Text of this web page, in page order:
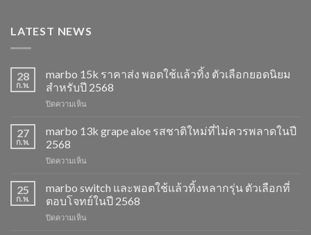
LATEST NEWS
28
ก.พ.
marbo 15k ราคาส่ง พอตใช้แล้วทิ้ง ตัวเลือกยอดนิยม
สำหรับปี 2568
ปิดความเห็น
15k
ราคา
พอต
แล้ว
ทิ้ง
เลือก
27
ก.พ.
marbo 13k grape aloe รสชาติใหม่ที่ไม่ควรพลาดในปี
2568
ปิดความเห็น
13k
grape
aloe
รสชาติ
25
ก.พ.
marbo switch และพอตใช้แล้วทิ้งหลากรุ่น ตัวเลือกที่
ตอบโจทย์ในปี 2568
ปิดความเห็น